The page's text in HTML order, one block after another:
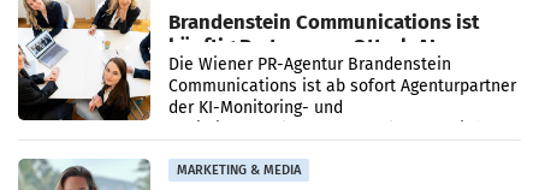
Brandenstein Communications ist
künftig Partner von OtterlyAI
Die Wiener PR-Agentur Brandenstein
Communications ist ab sofort Agenturpartner
der KI-Monitoring- und
MARKETING & MEDIA